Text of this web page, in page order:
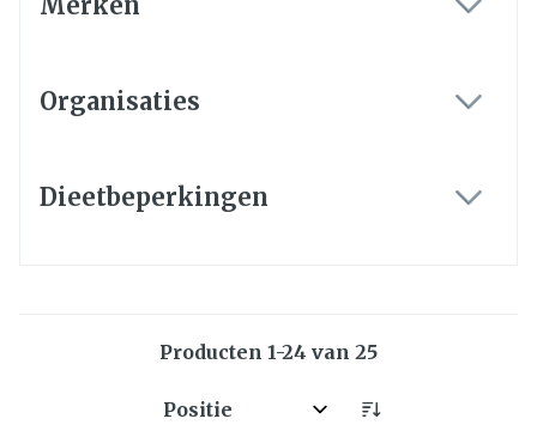
Organisaties
Dieetbeperkingen
Producten 1-24 van 25
Sorteer op: